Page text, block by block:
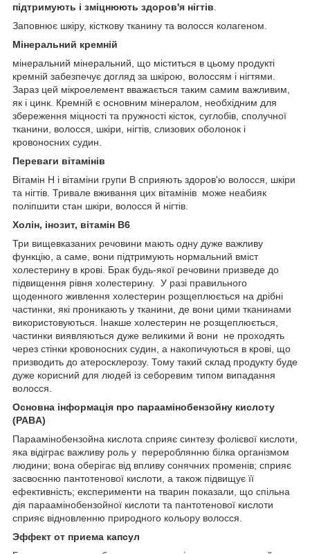
підтримують і зміцнюють здоров'я нігтів
Заповнює шкіру, кісткову тканину та волосся колагеном.
Мінеральний кремній
мінеральний мінеральний, що міститься в цьому продукті
кремній забезпечує догляд за шкірою, волоссям і нігтями.
Зараз цей мікроелемент вважається таким самим важливим,
як і цинк. Кремній є основним мінералом, необхідним для
збереження міцності та пружності кісток, суглобів, сполучної
тканини, волосся, шкіри, нігтів, слизових оболонок і
кровоносних судин.
Переваги вітамінів
Вітамін H і вітаміни групи B сприяють здоров'ю волосся, шкіри
та нігтів. Тривале вживання цих вітамінів може неабияк
поліпшити стан шкіри, волосся й нігтів.
Холін, інозит, вітамін В6
Три вищевказаних речовини мають одну дуже важливу
функцію, а саме, вони підтримують нормальний вміст
холестерину в крові. Брак будь-якої речовини призведе до
підвищення рівня холестерину. У разі правильного
щоденного живлення холестерин розщеплюється на дрібні
частинки, які проникають у тканини, де вони цими тканинами
використовуються. Інакше холестерин не розщеплюється,
частинки виявляються дуже великими й вони не проходять
через стінки кровоносних судин, а накопичуються в крові, що
призводить до атеросклерозу. Тому такий склад продукту буде
дуже корисний для людей із себоревим типом випадання
волосся.
Основна інформація про параамінобензойну кислоту
(PABA)
Параамінобензойна кислота сприяє синтезу фолієвої кислоти,
яка відіграє важливу роль у перероблянню білка організмом
людини; вона оберігає від впливу сонячних променів; сприяє
засвоєнню пантотенової кислоти, а також підвищує її
ефективність; експерименти на тварин показали, що спільна
дія параамінобензойної кислоти та пантотенової кислоти
сприяє відновленню природного кольору волосся.
Эффект от приема капсул